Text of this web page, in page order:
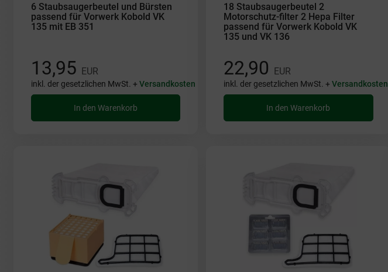
6 Staubsaugerbeutel und Bürsten
passend für Vorwerk Kobold VK
135 mit EB 351
13,95 EUR
inkl. der gesetzlichen MwSt. +Versandkosten
In den Warenkorb
18 Staubsaugerbeutel 2
Motorschutz-filter 2 Hepa Filter
passend für Vorwerk Kobold VK
135 und VK 136
22,90 EUR
inkl. der gesetzlichen MwSt. +Versandkosten
In den Warenkorb